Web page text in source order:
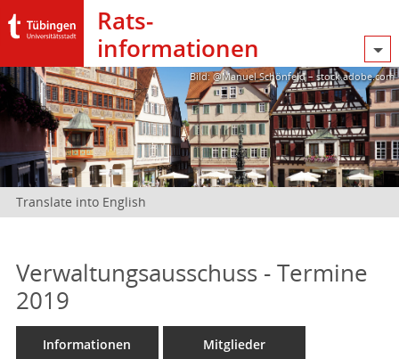
Rats­
informationen
Bild: @Manuel Schönfeld – stock.adobe.com
Translate into English
Verwaltungsausschuss - Termine
2019
Informationen Mitglieder